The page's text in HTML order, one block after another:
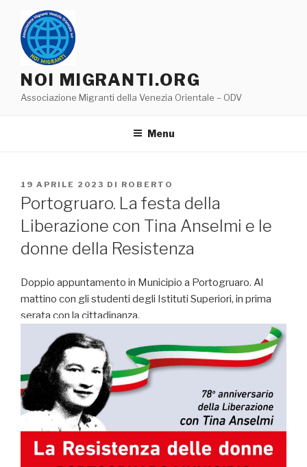
contenuto
NOI MIGRANTI.ORG
Associazione Migranti della Venezia Orientale – ODV
Menu
PUBBLICATO
IL
19 APRILE 2023 DI ROBERTO
Portogruaro. La festa della
Liberazione con Tina Anselmi e le
donne della Resistenza
Doppio appuntamento in Municipio a Portogruaro. Al
mattino con gli studenti degli Istituti Superiori, in prima
serata con la cittadinanza.